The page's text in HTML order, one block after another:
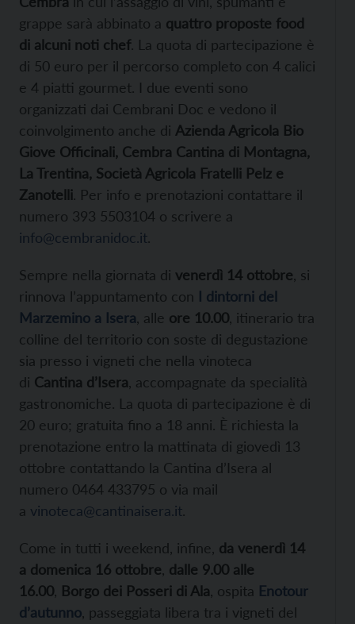
grappe sarà abbinato a quattro proposte food
di alcuni noti chef. La quota di partecipazione è
di 50 euro per il percorso completo con 4 calici
e 4 piatti gourmet. I due eventi sono
organizzati dai Cembrani Doc e vedono il
coinvolgimento anche di Azienda Agricola Bio
Giove Officinali, Cembra Cantina di Montagna,
La Trentina, Società Agricola Fratelli Pelz e
Zanotelli. Per info e prenotazioni contattare il
numero 393 5503104 o scrivere a
info@cembranidoc.it.
Sempre nella giornata di venerdì 14 ottobre , si
rinnova l’appuntamento con I dintorni del
Marzemino a Isera , alle ore 10.00 , itinerario tra
colline del territorio con soste di degustazione
sia presso i vigneti che nella vinoteca
di Cantina d’Isera , accompagnate da specialità
gastronomiche. La quota di partecipazione è di
20 euro; gratuita fino a 18 anni. È richiesta la
prenotazione entro la mattinata di giovedì 13
ottobre contattando la Cantina d’Isera al
numero 0464 433795 o via mail
a vinoteca@cantinaisera.it.
Come in tutti i weekend, infine, da venerdì 14
a domenica 16 ottobre dalle 9.00 alle
16.00 Borgo dei Posseri di Ala , ospita Enotour
d’autunno , passeggiata libera tra i vigneti del